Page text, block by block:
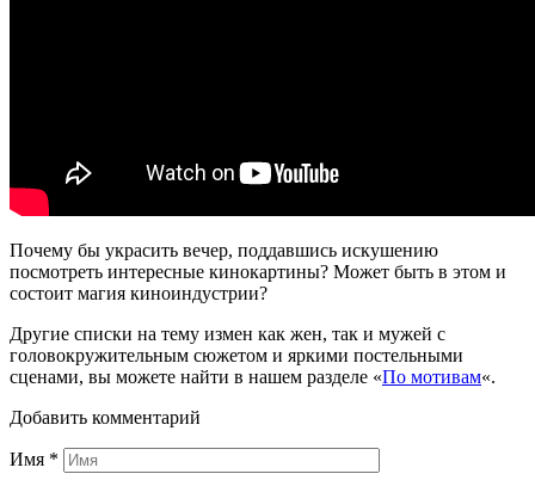
Почему бы украсить вечер, поддавшись искушению
посмотреть интересные кинокартины? Может быть в этом и
состоит магия киноиндустрии?
Другие списки на тему измен как жен, так и мужей с
головокружительным сюжетом и яркими постельными
сценами, вы можете найти в нашем разделе «По мотивам«.
Добавить комментарий
Имя *